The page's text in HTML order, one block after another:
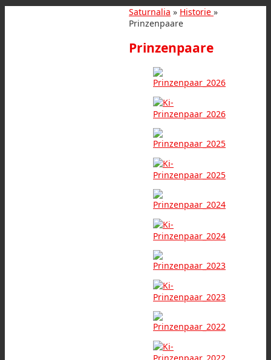
Saturnalia » Historie »
Prinzenpaare
Prinzenpaare